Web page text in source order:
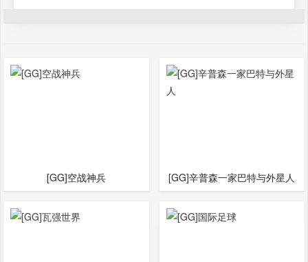
[GG]空战神兵 [GG]辛普森一家巴特与外星人